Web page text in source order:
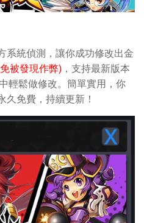
系統偵測，讓你成功修改出金
被發現作弊) ，支持最新版本
輕鬆做修改。簡單實用，你
久免費，持續更新！